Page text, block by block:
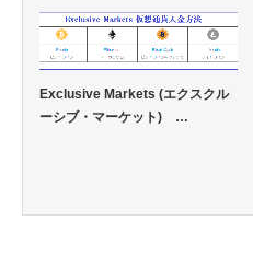
Exclusive Markets (エクスクル
ーシブ・マーケット) …